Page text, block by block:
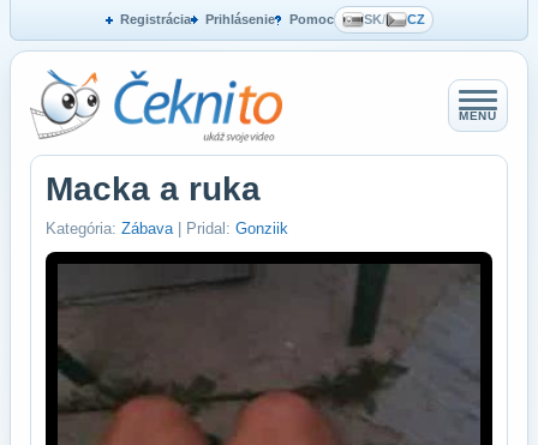
Registrácia Prihlásenie Pomoc SK/ CZ
MENU
Macka a ruka
Kategória: Zábava | Pridal: Gonziik